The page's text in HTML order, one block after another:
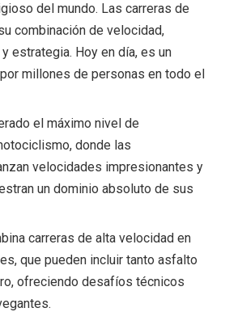
del mundo. Las carreras de
combinación de velocidad,
estrategia. Hoy en día, es un
millones de personas en todo el
el máximo nivel de
donde las
velocidades impresionantes y
un dominio absoluto de sus
carreras de alta velocidad en
que pueden incluir tanto asfalto
ofreciendo desafíos técnicos